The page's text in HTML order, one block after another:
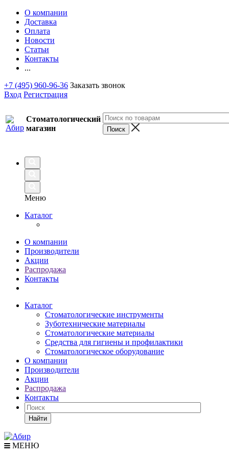
О компании
Доставка
Оплата
Новости
Статьи
Контакты
...
+7 (495) 960-96-36 Заказать звонок
Вход Регистрация
Стоматологический
магазин
Меню
Каталог
О компании
Производители
Акции
Распродажа
Контакты
Каталог
Стоматологические инструменты
Зуботехнические материалы
Стоматологические материалы
Средства для гигиены и профилактики
Стоматологическое оборудование
О компании
Производители
Акции
Распродажа
Контакты
Найти
МЕНЮ